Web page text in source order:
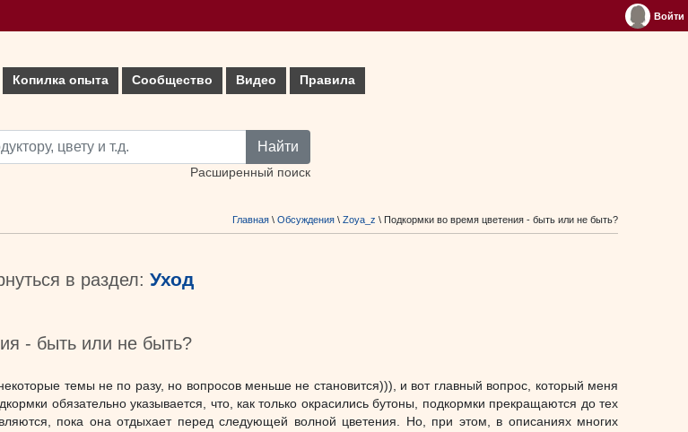
Войти
Копилка опыта Сообщество Видео Правила
Найти
Расширенный поиск
Главная \ Обсуждения \ Zoya_z \ Подкормки во время цветения - быть или не быть?
в раздел: Уход
- быть или не быть?
темы не по разу, но вопросов меньше не становится))), и вот главный вопрос, который меня
обязательно указывается, что, как только окрасились бутоны, подкормки прекращаются до тех
пока она отдыхает перед следующей волной цветения. Но, при этом, в описаниях многих